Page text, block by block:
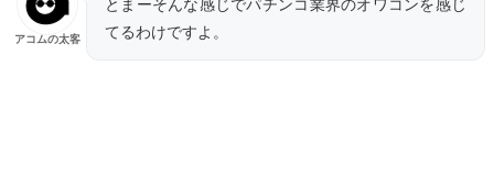
アコムの太客
とまーそんな感じでパチンコ業界のオワコンを感じ
てるわけですよ。